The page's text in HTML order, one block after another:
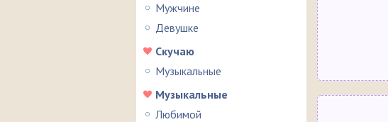
Мужчине
Девушке
Скучаю
Музыкальные
Музыкальные
Любимой